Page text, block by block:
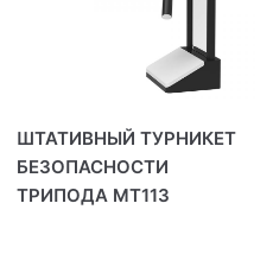
ШТАТИВНЫЙ ТУРНИКЕТ
БЕЗОПАСНОСТИ
ТРИПОДА MT113